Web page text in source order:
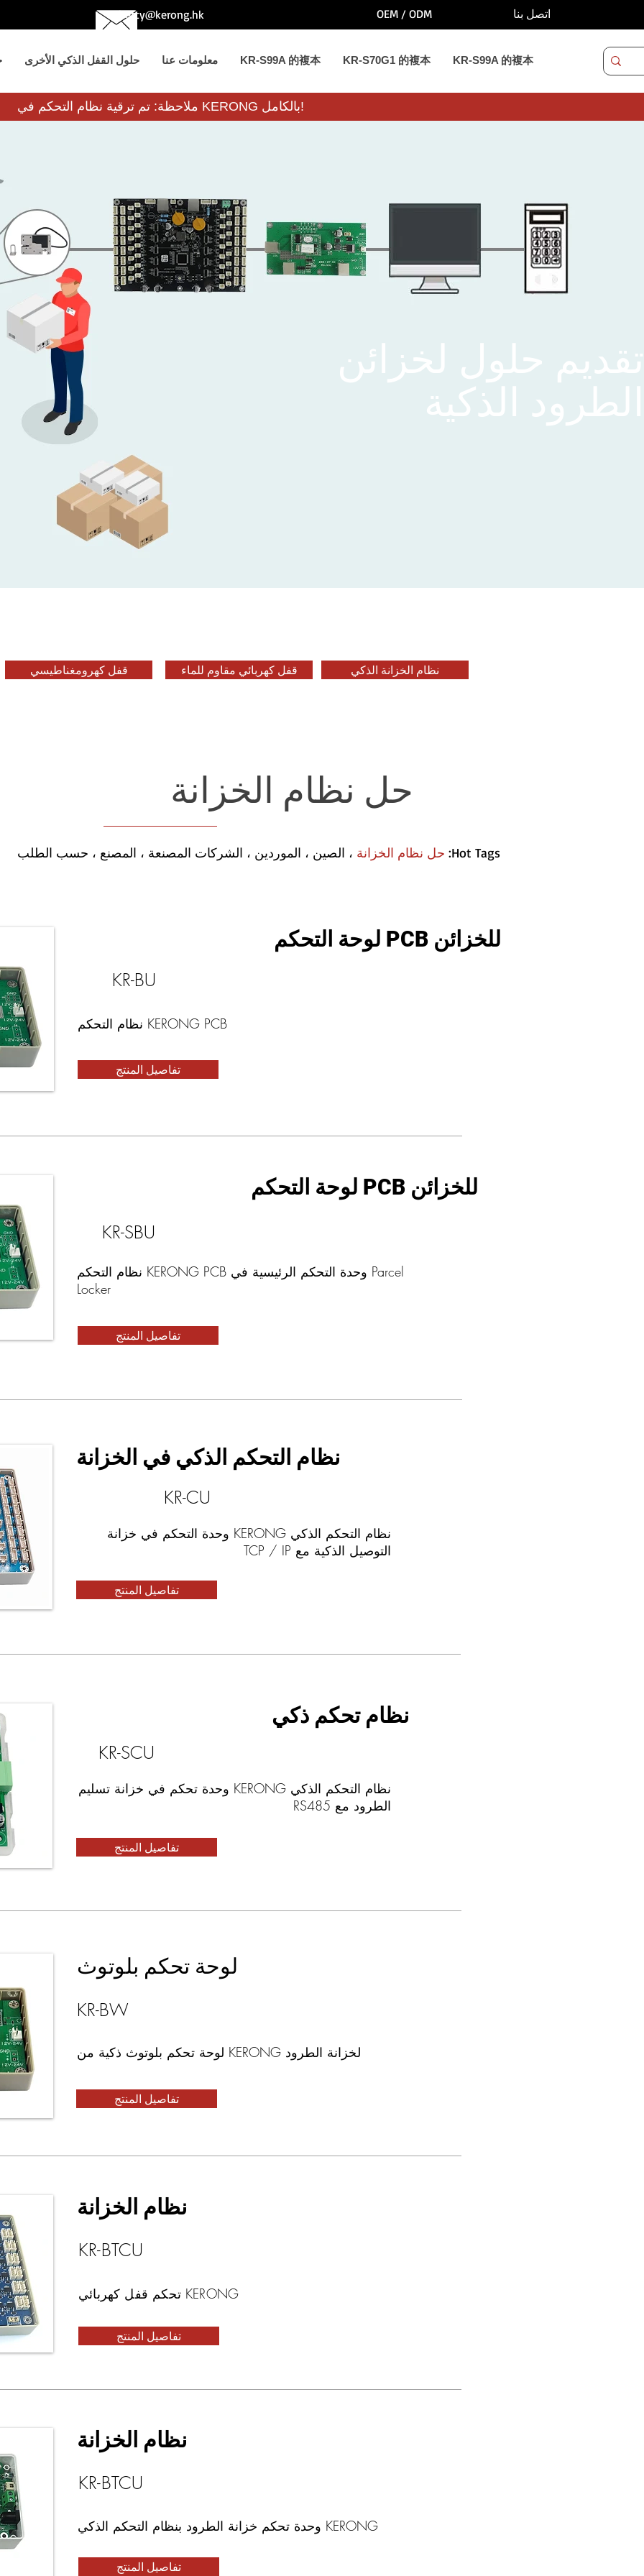
betty@kerong.hk OEM / ODM اتصل بنا
حلول القفل الذكي الأخرى معلومات عنا KR-S99A 的複本 KR-S70G1 的複本 KR-S99A 的複本
ملاحظة: تم ترقية نظام التحكم في KERONG بالكامل!
تقديم حلول لخزائن
الطرود الذكية
قفل كهرومغناطيسي قفل كهربائي مقاوم للماء نظام الخزانة الذكي
حل نظام الخزانة
Hot Tags: حل نظام الخزانة ، الصين ، الموردين ، الشركات المصنعة ، المصنع ، حسب الطلب
لوحة التحكم PCB للخزائن
KR-BU
نظام التحكم KERONG PCB
تفاصيل المنتج
لوحة التحكم PCB للخزائن
KR-SBU
نظام التحكم KERONG PCB وحدة التحكم الرئيسية في Parcel
Locker
تفاصيل المنتج
نظام التحكم الذكي في الخزانة
KR-CU
نظام التحكم الذكي KERONG وحدة التحكم في خزانة
التوصيل الذكية مع TCP / IP
تفاصيل المنتج
نظام تحكم ذكي
KR-SCU
نظام التحكم الذكي KERONG وحدة تحكم في خزانة تسليم
الطرود مع RS485
تفاصيل المنتج
لوحة تحكم بلوتوث
KR-BW
تفاصيل المنتج
نظام الخزانة
KR-BTCU
تحكم قفل كهربائي KERONG
تفاصيل المنتج
نظام الخزانة
KR-BTCU
وحدة تحكم خزانة الطرود بنظام التحكم الذكي KERONG
تفاصيل المنتج